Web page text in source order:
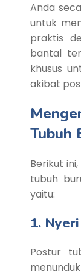
Anda
untuk
praktis
bantal
khusus
akibat
Tubuh
Berikut
tubuh
yaitu:
1.
Postur